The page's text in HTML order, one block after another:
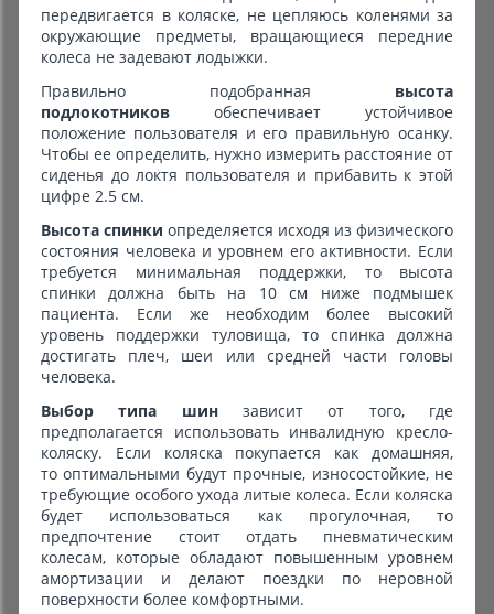
передвигается в коляске, не цепляюсь коленями за
окружающие предметы, вращающиеся передние
колеса не задевают лодыжки.
Правильно подобранная высота
подлокотников обеспечивает устойчивое
положение пользователя и его правильную осанку.
Чтобы ее определить, нужно измерить расстояние от
сиденья до локтя пользователя и прибавить к этой
цифре 2.5 см.
Высота спинки определяется исходя из физического
состояния человека и уровнем его активности. Если
требуется минимальная поддержки, то высота
спинки должна быть на 10 см ниже подмышек
пациента. Если же необходим более высокий
уровень поддержки туловища, то спинка должна
достигать плеч, шеи или средней части головы
человека.
Выбор типа шинзависит от того, где
предполагается использовать инвалидную кресло-
коляску. Если коляска покупается как домашняя,
то оптимальными будут прочные, износостойкие, не
требующие особого ухода литые колеса. Если коляска
будет использоваться как прогулочная, то
предпочтение стоит отдать пневматическим
колесам, которые обладают повышенным уровнем
амортизации и делают поездки по неровной
поверхности более комфортными.